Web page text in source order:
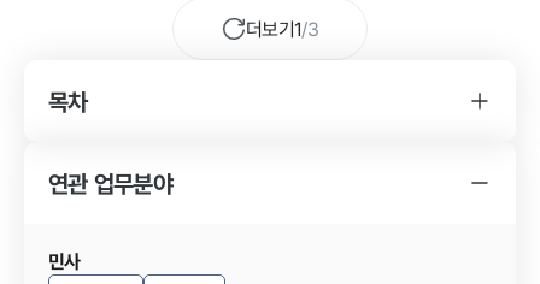
더보기1/3
목차
YK 기타민사 사건 변호사의 조력 내용
연관 업무분야
민사